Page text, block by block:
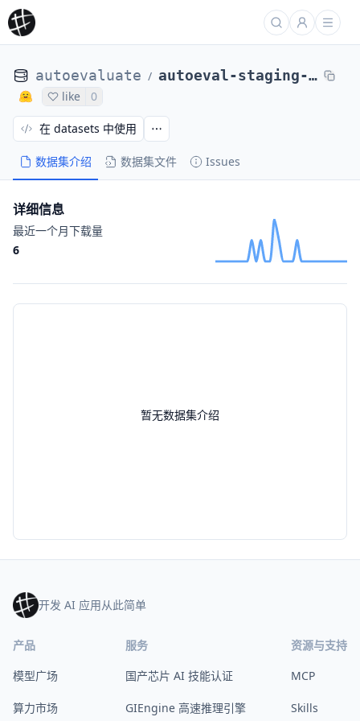
autoevaluate / autoeval-staging-eval-project-2e209b77-9165204
like 0
数据集介绍 数据集文件 Issues
在 datasets 中使用
暂无数据集介绍
详细信息
最近一个月下载量
6
开发 AI 应用从此简单
产品
模型广场
算力市场
服务
国产芯片 AI 技能认证
GIEngine 高速推理引擎
资源与支持
MCP
Skills